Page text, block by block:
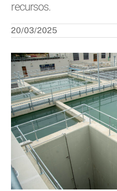
recursos.
20/03/2025